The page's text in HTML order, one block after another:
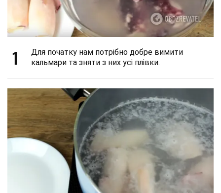
1
Для початку нам потрібно добре вимити
кальмари та зняти з них усі плівки.